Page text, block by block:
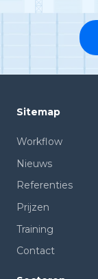
Sitemap
Workflow
Nieuws
Referenties
Prijzen
Training
Contact